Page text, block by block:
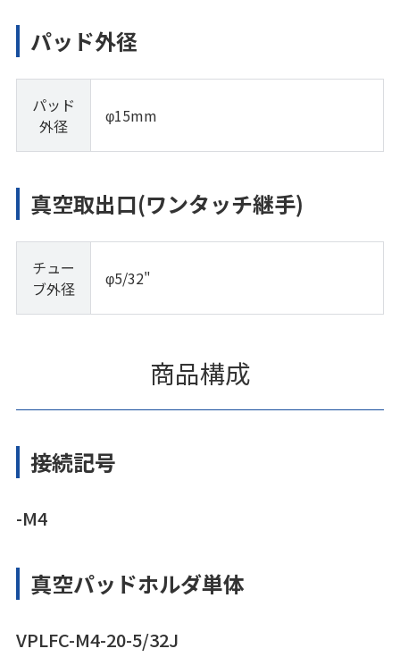
パッド外径
パッド
外径
φ15mm
真空取出口(ワンタッチ継手)
チュー
ブ外径
φ5/32"
商品構成
接続記号
-M4
真空パッドホルダ単体
VPLFC-M4-20-5/32J